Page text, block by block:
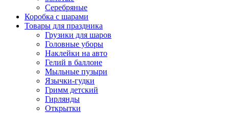
Серебряные
Коробка с шарами
Товары для праздника
Грузики для шаров
Головные уборы
Наклейки на авто
Гелий в баллоне
Мыльные пузыри
Язычки-гудки
Гримм детский
Гирлянды
Открытки